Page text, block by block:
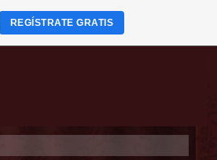
REGÍSTRATE GRATIS